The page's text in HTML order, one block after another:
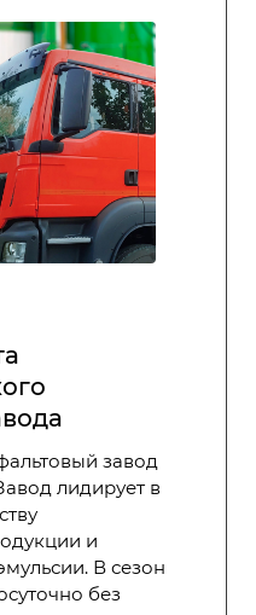
завод
лидирует в
и
В сезон
без